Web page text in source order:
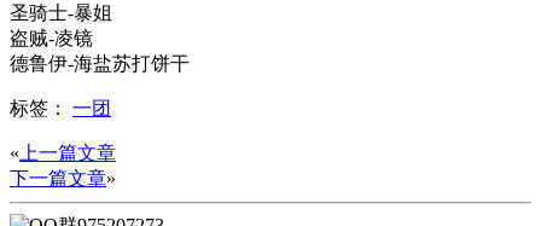
圣骑士-暴姐
盗贼-凌镜
德鲁伊-海盐苏打饼干
标签： 一团
« 上一篇文章
下一篇文章»